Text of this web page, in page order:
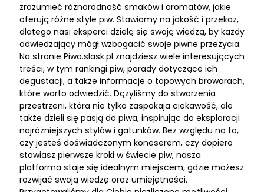
zrozumieć różnorodność smaków i aromatów, jakie
oferują różne style piw. Stawiamy na jakość i przekaz,
dlatego nasi eksperci dzielą się swoją wiedzą, by każdy
odwiedzający mógł wzbogacić swoje piwne przeżycia.
Na stronie Piwo.slask.pl znajdziesz wiele interesujących
treści, w tym rankingi piw, porady dotyczące ich
degustacji, a także informacje o topowych browarach,
które warto odwiedzić. Dążyliśmy do stworzenia
przestrzeni, która nie tylko zaspokaja ciekawość, ale
także dzieli się pasją do piwa, inspirując do eksploracji
najróżniejszych stylów i gatunków. Bez względu na to,
czy jesteś doświadczonym koneserem, czy dopiero
stawiasz pierwsze kroki w świecie piw, nasza
platforma staje się idealnym miejscem, gdzie możesz
rozwijać swoją wiedzę oraz umiejętności.